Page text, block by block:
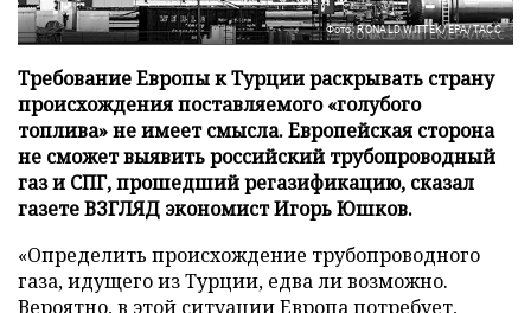
Фото: RONALD WITTEK/EPA/ТАСС
Требование Европы к Турции раскрывать страну
происхождения поставляемого «голубого
топлива» не имеет смысла. Европейская сторона
не сможет выявить российский трубопроводный
газ и СПГ, прошедший регазификацию, сказал
газете ВЗГЛЯД экономист Игорь Юшков.
«Определить происхождение трубопроводного
газа, идущего из Турции, едва ли возможно.
Вероятно, в этой ситуации Европа потребует,